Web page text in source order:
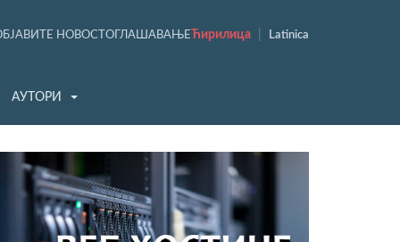
НОВОСТ ОГЛАШАВАЊЕ Ћирилица Latinica
АУТОРИ